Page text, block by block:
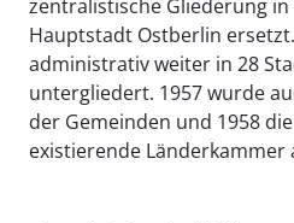
zentralistische Gliederung in
Hauptstadt Ostberlin
administrativ weiter in 28
untergliedert. 1957 wurde
der Gemeinden und 1958
existierende Länderkammer